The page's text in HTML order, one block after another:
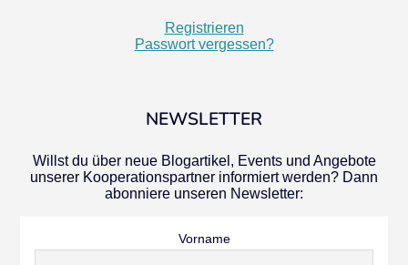
Registrieren
Passwort vergessen?
NEWSLETTER
Willst du über neue Blogartikel, Events und Angebote
unserer Kooperationspartner informiert werden? Dann
abonniere unseren Newsletter:
Vorname